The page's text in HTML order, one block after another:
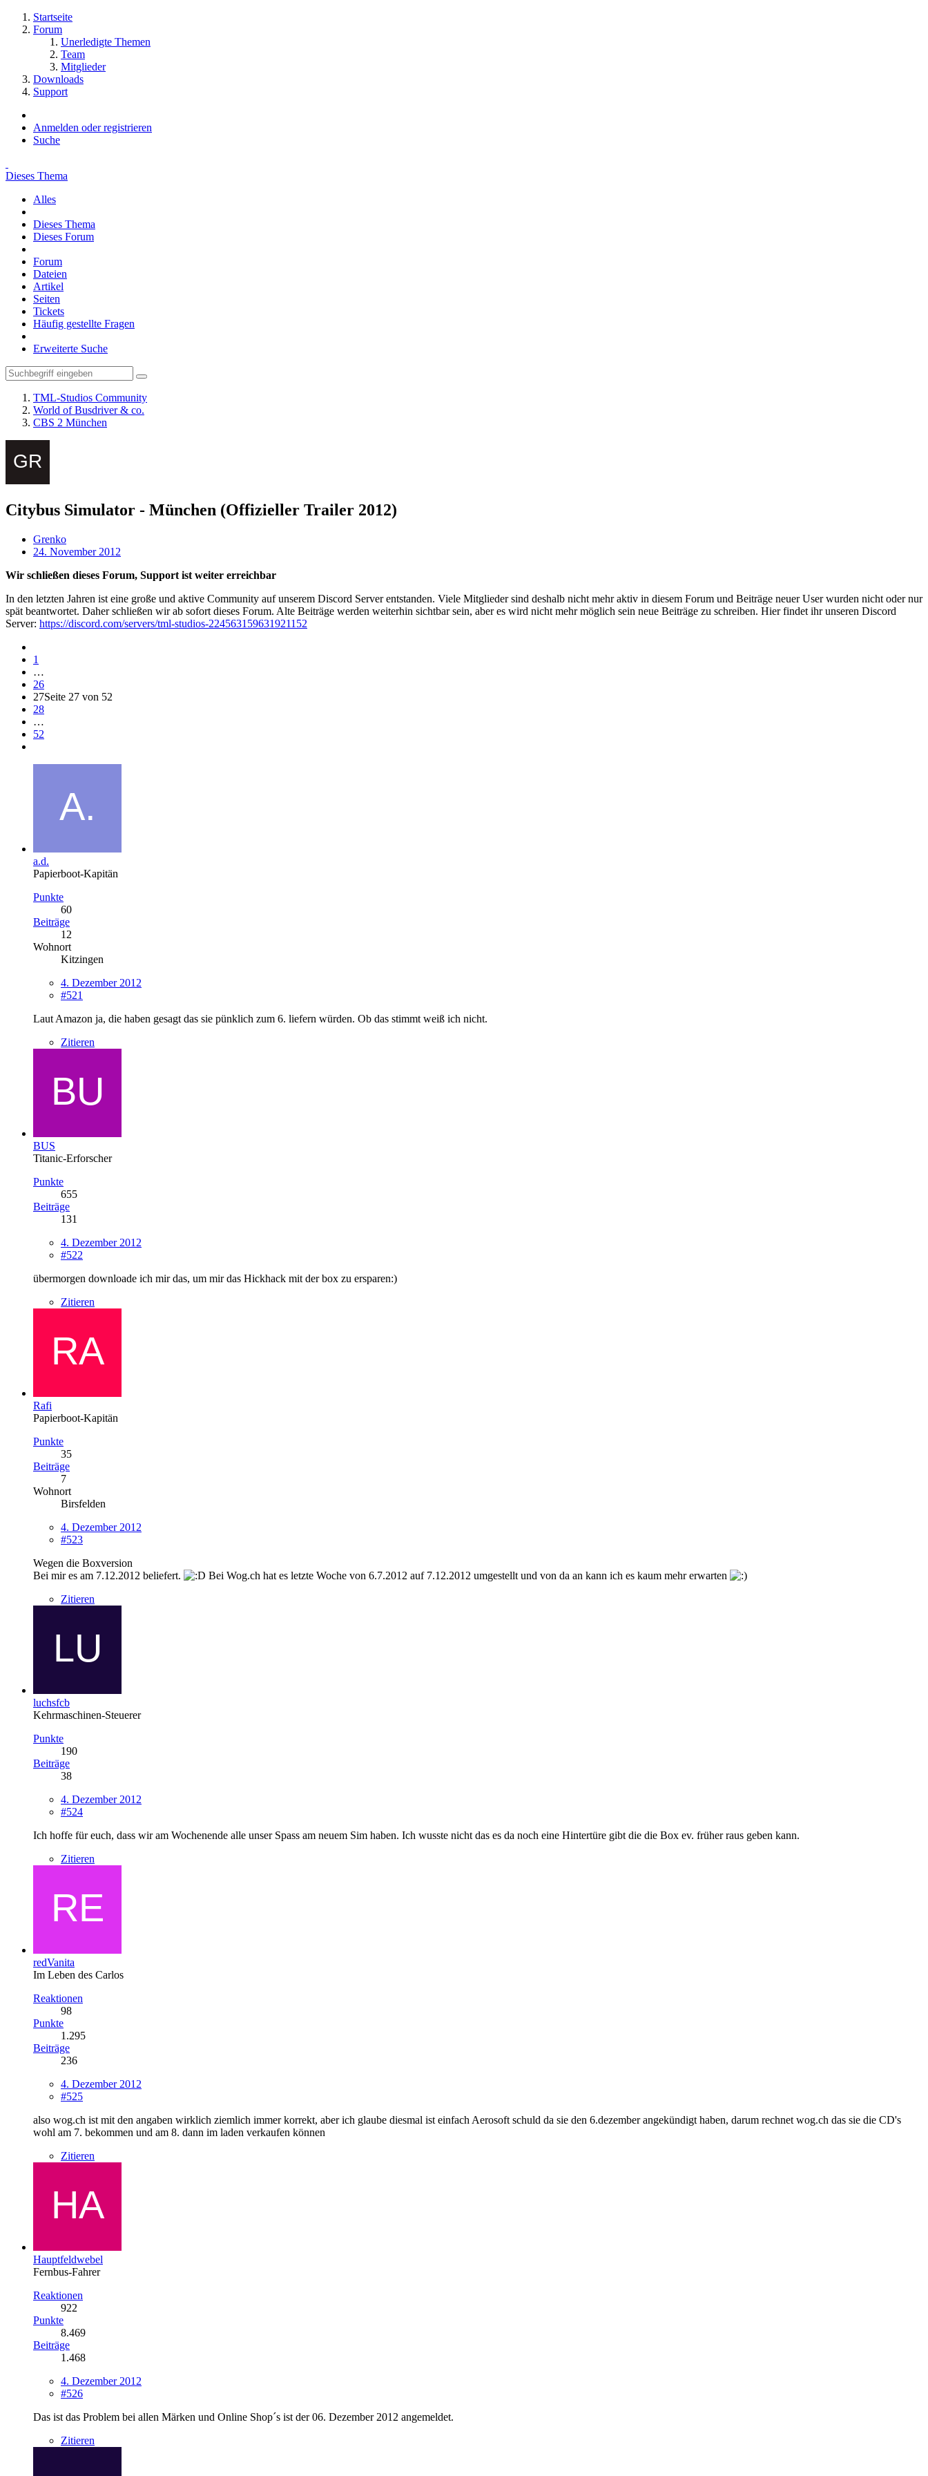
Startseite
Forum
Unerledigte Themen
Team
Mitglieder
Downloads
Support
Anmelden oder registrieren
Suche
Dieses Thema
Alles
Dieses Thema
Dieses Forum
Forum
Dateien
Artikel
Seiten
Tickets
Häufig gestellte Fragen
Erweiterte Suche
TML-Studios Community
World of Busdriver & co.
CBS 2 München
Citybus Simulator - München (Offizieller Trailer 2012)
Grenko
24. November 2012
Wir schließen dieses Forum, Support ist weiter erreichbar
In den letzten Jahren ist eine große und aktive Community auf unserem Discord Server entstanden. Viele Mitglieder sind deshalb nicht mehr aktiv in diesem Forum und Beiträge neuer User wurden nicht oder nur
spät beantwortet. Daher schließen wir ab sofort dieses Forum. Alte Beiträge werden weiterhin sichtbar sein, aber es wird nicht mehr möglich sein neue Beiträge zu schreiben. Hier findet ihr unseren Discord
Server: https://discord.com/servers/tml-studios-224563159631921152
1
…
26
27Seite 27 von 52
28
…
52
a.d.
Papierboot-Kapitän
Punkte
60
Beiträge
12
Wohnort
Kitzingen
4. Dezember 2012
#521
Laut Amazon ja, die haben gesagt das sie pünklich zum 6. liefern würden. Ob das stimmt weiß ich nicht.
Zitieren
BUS
Titanic-Erforscher
Punkte
655
Beiträge
131
4. Dezember 2012
#522
übermorgen downloade ich mir das, um mir das Hickhack mit der box zu ersparen:)
Zitieren
Rafi
Papierboot-Kapitän
Punkte
35
Beiträge
7
Wohnort
Birsfelden
4. Dezember 2012
#523
Wegen die Boxversion
Bei mir es am 7.12.2012 beliefert.
Bei Wog.ch hat es letzte Woche von 6.7.2012 auf 7.12.2012 umgestellt und von da an kann ich es kaum mehr erwarten
Zitieren
luchsfcb
Kehrmaschinen-Steuerer
Punkte
190
Beiträge
38
4. Dezember 2012
#524
Ich hoffe für euch, dass wir am Wochenende alle unser Spass am neuem Sim haben. Ich wusste nicht das es da noch eine Hintertüre gibt die die Box ev. früher raus geben kann.
Zitieren
redVanita
Im Leben des Carlos
Reaktionen
98
Punkte
1.295
Beiträge
236
4. Dezember 2012
#525
also wog.ch ist mit den angaben wirklich ziemlich immer korrekt, aber ich glaube diesmal ist einfach Aerosoft schuld da sie den 6.dezember angekündigt haben, darum rechnet wog.ch das sie die CD's
wohl am 7. bekommen und am 8. dann im laden verkaufen können
Zitieren
Hauptfeldwebel
Fernbus-Fahrer
Reaktionen
922
Punkte
8.469
Beiträge
1.468
4. Dezember 2012
#526
Das ist das Problem bei allen Märken und Online Shop´s ist der 06. Dezember 2012 angemeldet.
Zitieren